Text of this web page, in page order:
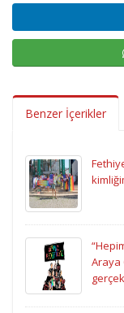
Benzer İçerikler
Araya